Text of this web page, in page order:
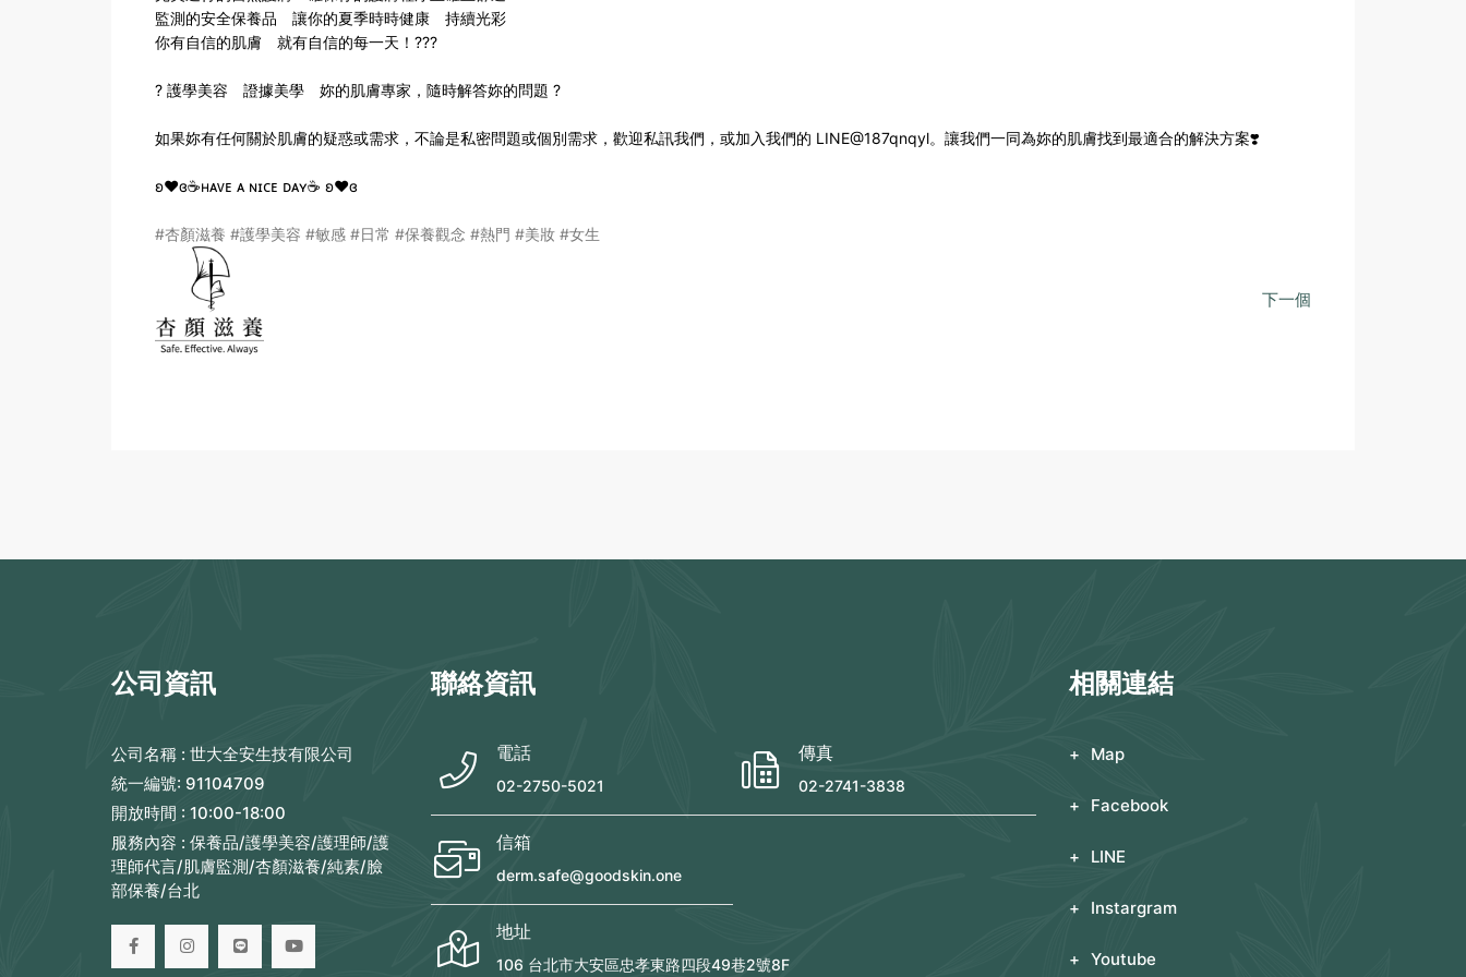
監測的安全保養品 讓你的夏季時時健康 持續光彩
你有自信的肌膚 就有自信的每一天！???
? 護學美容 證據美學 妳的肌膚專家，隨時解答妳的問題 ?
如果妳有任何關於肌膚的疑惑或需求，不論是私密問題或個別需求，歡迎私訊我們，或加入我們的 LINE@187qnqyl。讓我們一同為妳的肌膚找到最適合的解決方案❣️
ʚ❤️ɞ☕️ʜᴀᴠᴇ ᴀ ɴɪᴄᴇ ᴅᴀʏ☕️ ʚ❤️ɞ
#杏顏滋養 #護學美容 #敏感 #日常 #保養觀念 #熱門 #美妝 #女生
下一個
公司資訊
公司名稱 : 世大全安生技有限公司
統一編號: 91104709
開放時間 : 10:00-18:00
服務內容 : 保養品/護學美容/護理師/護
理師代言/肌膚監測/杏顏滋養/純素/臉
部保養/台北
聯絡資訊
電話
02-2750-5021
傳真
02-2741-3838
信箱
derm.safe@goodskin.one
地址
106 台北市大安區忠孝東路四段49巷2號8F
相關連結
Map
Facebook
LINE
Instargram
Youtube